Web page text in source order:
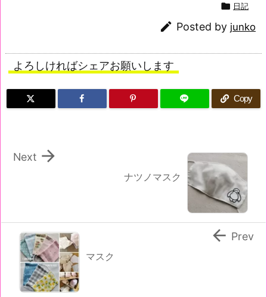
 日記
 Posted by junko
よろしければシェアお願いします
Copy
ナツノマスク

Next
マスク
 Prev